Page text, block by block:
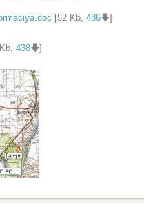
[52 Kb, 486🡇]
438🡇]